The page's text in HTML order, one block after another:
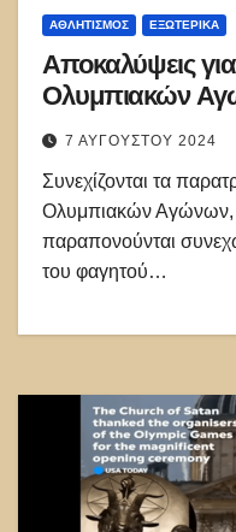
ΑΘΛΗΤΙΣΜΌΣ ΕΞΩΤΕΡΙΚΑ
Αποκαλύψεις
Ολυμπιακών
7 ΑΥΓΟΎΣΤΟΥ 2024
Συνεχίζονται τα
Ολυμπιακών Αγώνων,
παραπονούνται
του φαγητού…